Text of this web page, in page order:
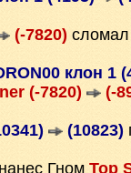
(-7820) сломал
клон 1
(-7820)
(-
(10823)
нанес Гном Top